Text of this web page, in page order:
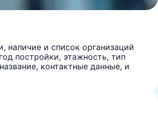
и список организаций
постройки, этажность, тип
контактные данные, и